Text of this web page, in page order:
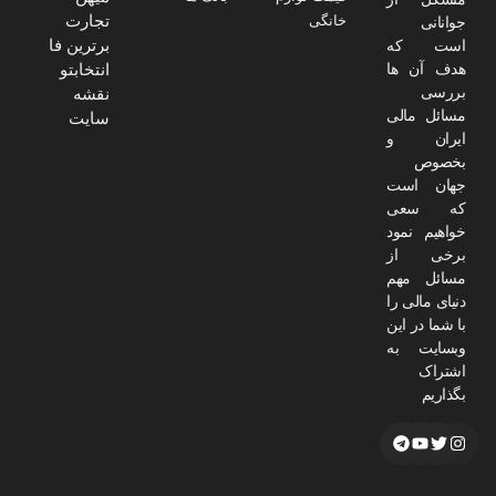
جوانانی
است که
هدف آن ها
بررسی
مسائل مالی
ایران و
بخصوص
جهان است
که سعی
خواهیم نمود
برخی از
مسائل مهم
دنیای مالی را
با شما در این
وبسایت به
اشتراک
بگذاریم
خانگی
تجارت
برترین فا
انتخابتو
نقشه
سایت